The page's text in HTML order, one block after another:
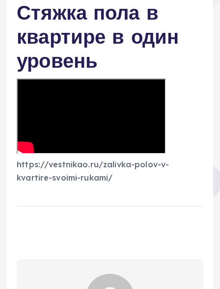
Стяжка пола в
квартире в один
уровень
https://vestnikao.ru/zalivka-polov-v-
kvartire-svoimi-rukami/